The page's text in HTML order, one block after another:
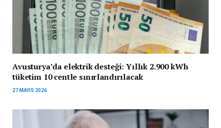
Avusturya’da elektrik desteği: Yıllık 2.900 kWh
tüketim 10 centle sınırlandırılacak
27 MAYIS 2026